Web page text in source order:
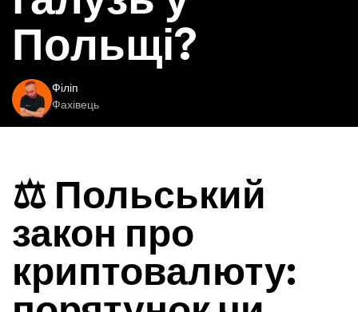
Польщі?
Філіп
Фахівець
⚖️ Польський
закон про
криптовалюту: